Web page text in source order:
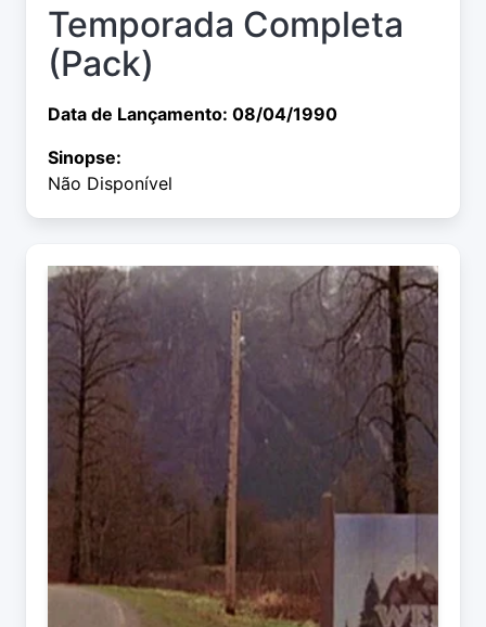
Temporada Completa
(Pack)
Data de Lançamento: 08/04/1990
Sinopse:
Não Disponível